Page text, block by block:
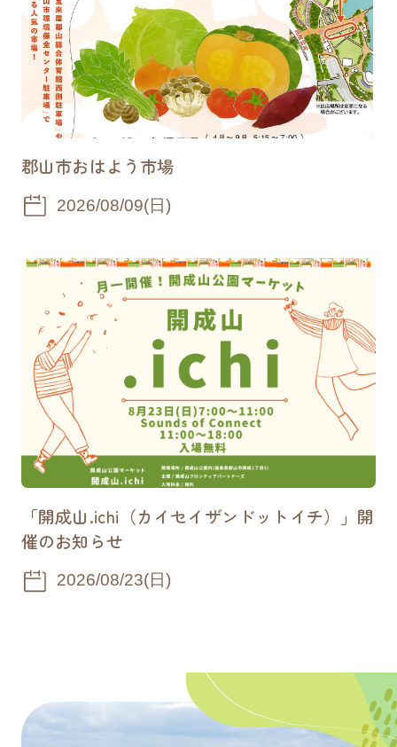
山フロンティアプログラム」開始のお知らせ
2026/03/17 お知らせ
ラッキー公園 遊具メンテナンス作業のお知
らせ
2026/03/12
2026/02/03 お知らせ
園路のご利用についてのお願い
2026/01/30 お知らせ
授乳室のご案内
2026/01/28
休憩室への「フロアマット・本棚設置」の
2025/12/22
郡山市おはよう市場
2026/08/09(日)
「開成山.ichi（カイセイザンドットイチ）」開
催のお知らせ
2026/08/23(日)